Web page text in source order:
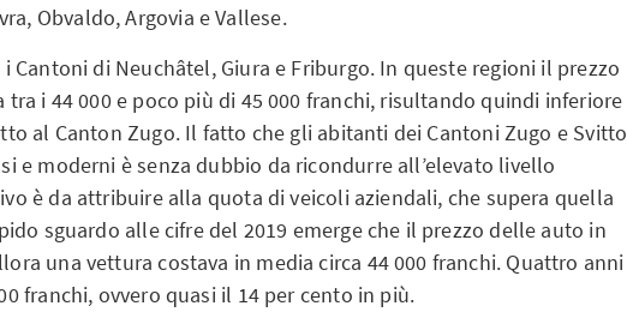
Obvaldo, Argovia e Vallese.
Cantoni di Neuchâtel, Giura e Friburgo. In queste regioni il prezzo
i 44 000 e poco più di 45 000 franchi, risultando quindi inferiore
al Canton Zugo. Il fatto che gli abitanti dei Cantoni Zugo e Svitto
e moderni è senza dubbio da ricondurre all’elevato livello
è da attribuire alla quota di veicoli aziendali, che supera quella
sguardo alle cifre del 2019 emerge che il prezzo delle auto in
una vettura costava in media circa 44 000 franchi. Quattro anni
franchi, ovvero quasi il 14 per cento in più.